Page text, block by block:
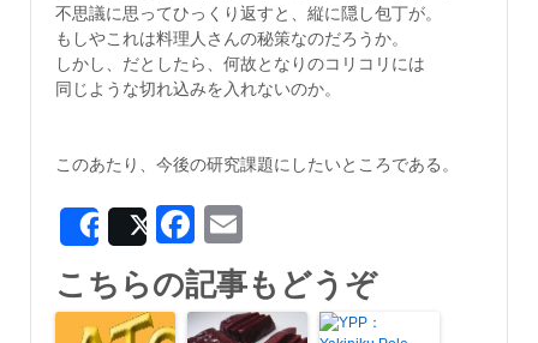
不思議に思ってひっくり返すと、縦に隠し包丁が。
もしやこれは料理人さんの秘策なのだろうか。
しかし、だとしたら、何故となりのコリコリには
同じような切れ込みを入れないのか。
このあたり、今後の研究課題にしたいところである。
SharePostFacebook
こちらの記事もどうぞ